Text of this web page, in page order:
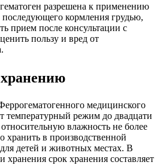
разрешена к применению
кормления грудью,
прием после консультации с
пользу и вред от
медицинского
температурный режим до двадцати
влажность не более
хранить в производственной
детей и животных местах. В
хранения срок хранения составляет